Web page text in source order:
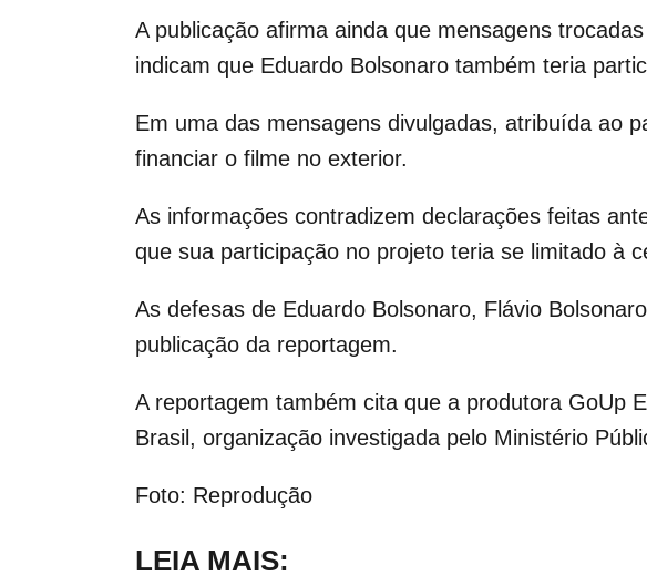
A publicação afirma ainda que mensagens
indicam que Eduardo Bolsonaro também teria
Em uma das mensagens divulgadas, atribuída ao
financiar o filme no exterior.
As informações contradizem declarações feitas
que sua participação no projeto teria se limitado à
As defesas de Eduardo Bolsonaro, Flávio Bolsonaro
publicação da reportagem.
A reportagem também cita que a produtora GoUp
Brasil, organização investigada pelo Ministério
Foto: Reprodução
LEIA MAIS: